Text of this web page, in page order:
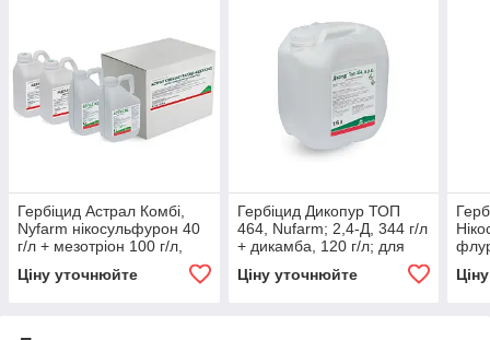
Гербіцид Астрал Комбі,
Nyfarm нікосульфурон 40
г/л + мезотріон 100 г/л,
Ціну уточнюйте
Гербіцид Дикопур ТОП
464, Nufarm; 2,4-Д, 344 г/л
+ дикамба, 120 г/л; для
кукурудзи
Ціну уточнюйте